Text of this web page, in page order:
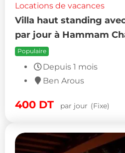
Locations de vacances
Villa haut standing
par jour à Hammam
Populaire
Depuis 1 mois
Ben Arous
400 DT par jour (Fixe)